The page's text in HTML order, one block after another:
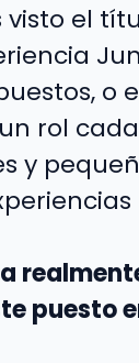
el
o
rol
y
puesto